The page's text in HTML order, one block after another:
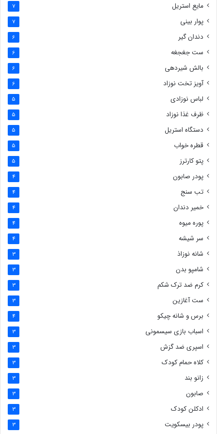
مایع استریل 7
پوار بینی 7
دندان گیر 6
ست جغجغه 6
بالش شیردهی 6
آویز تخت نوزاد 6
لباس نوزادی 5
ظرف غذا نوزاد 5
دستگاه استریل 5
قطره خواب 5
پتو کارترز 5
پودر صابون 4
تب سنج 4
خمیر دندان 4
پوره میوه 4
سر شیشه 4
شانه نوزاذ 3
شامپو بدن 3
کرم ضد ترک شکم 3
ست آغازین 3
برس و شانه چیکو 4
اسباب بازی سیسمونی 3
اسپری ضد گزش 3
کلاه حمام کودک 3
زانو بند 3
صابون 3
ادکلن کودک 3
پودر بیسکویت 3